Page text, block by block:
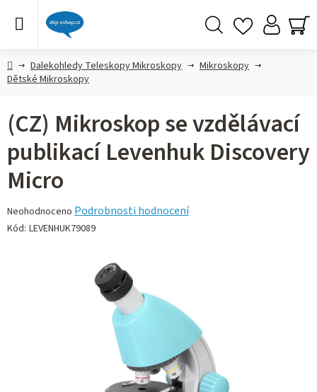
DomůDalekohledy Teleskopy Mikroskopy
Mikroskopy
Dětské Mikroskopy
(CZ) Mikroskop se vzdělávací
publikací Levenhuk Discovery
Micro
Průměrné
hodnocení
Neohodnoceno Podrobnosti hodnocení
Kód: LEVENHUK79089